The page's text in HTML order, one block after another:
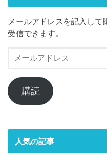
メールアドレスを記入し
受信できます。
ー
ル
ア
ド
購読
人気の記事